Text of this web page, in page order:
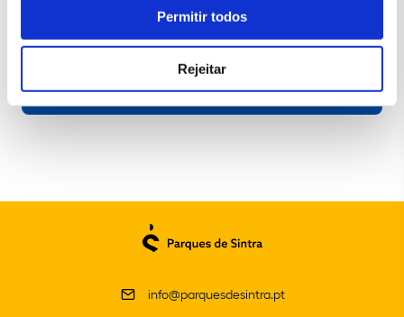
Permitir todos
Rejeitar
SAIBA MAIS SOBRE OS WORLD LUXURY TRAVEL
AWARDS
info@parquesdesintra.pt